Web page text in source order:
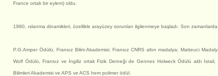
France ortak bir eylem) oldu.
1980, ıslanma dinamikleri, özellikle arayüzey sorunları ilgilenmeye başladı. Son
P.G.Amper Ödülü, Fransız Bilim Akademisi; Fransız CNRS altın madalya; Matteuci
Wolf Ödülü, Fransız ve İngiliz ortak Fizik Derneği de Gennes Holweck Ödülü aldı İsrail,
Bilimleri Akademisi ve APS ve ACS hem polimer ödül.